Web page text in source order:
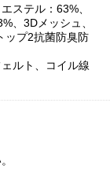
ステル：63%、
、3Dメッシュ、
ップ2抗菌防臭防
ルト、コイル線